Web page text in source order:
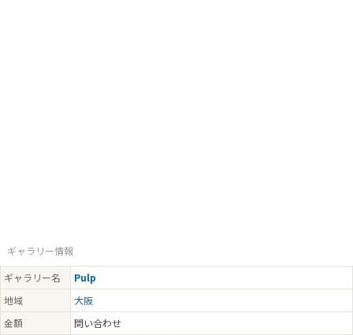
ギャラリー情報
ギャラリー名
Pulp
地域
大阪
金額
問い合わせ